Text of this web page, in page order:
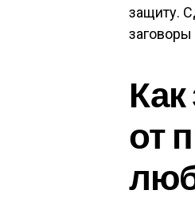
защиту.
заговоры
от